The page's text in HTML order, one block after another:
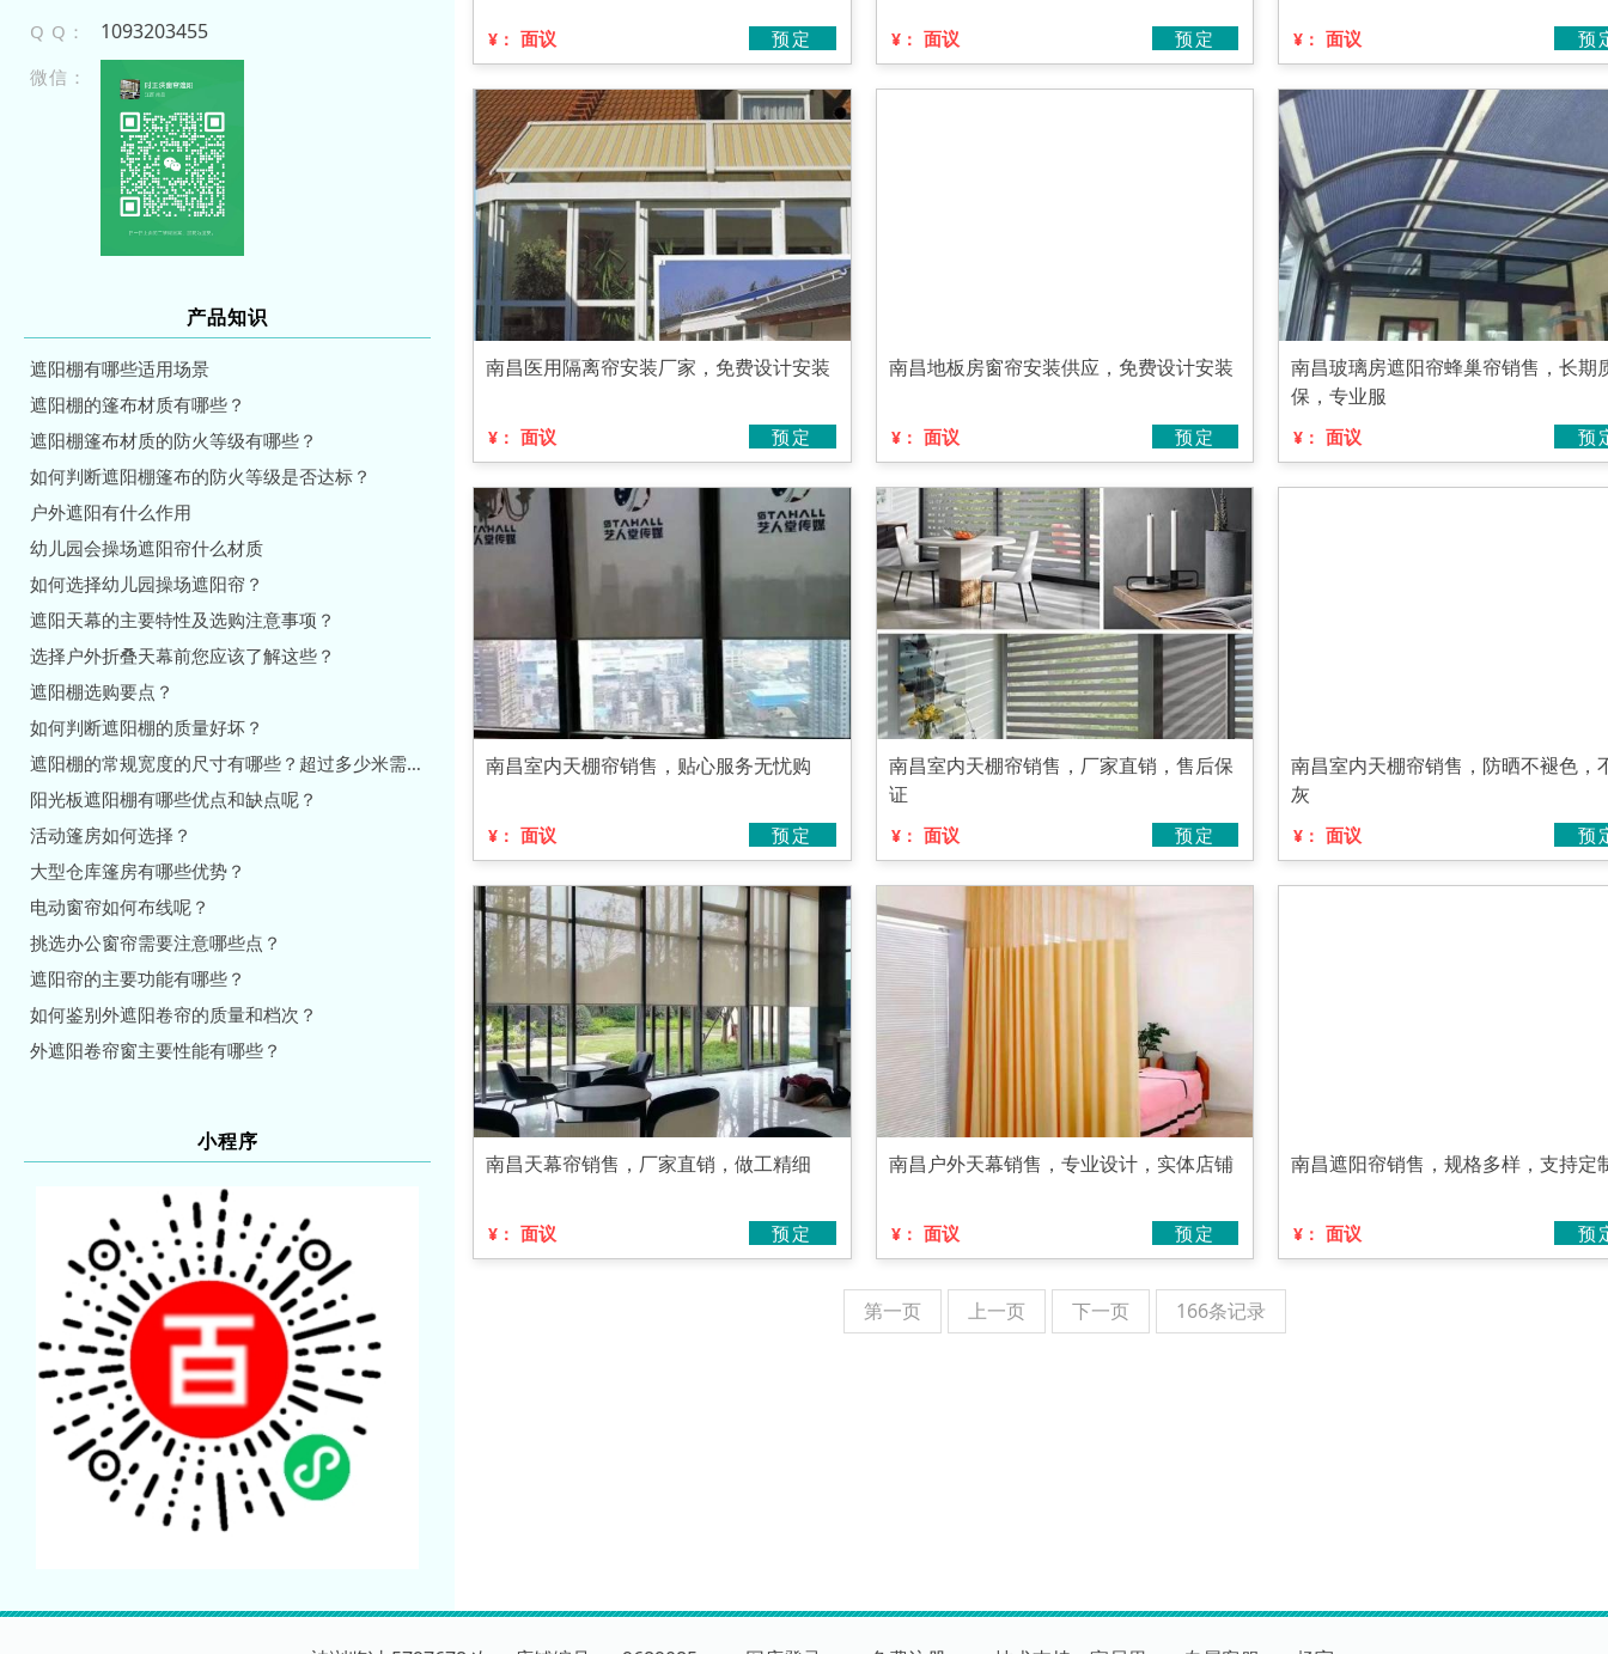
Q Q： 1093203455
微信：
产品知识
遮阳棚有哪些适用场景
遮阳棚的篷布材质有哪些？
遮阳棚篷布材质的防火等级有哪些？
如何判断遮阳棚篷布的防火等级是否达标？
户外遮阳有什么作用
幼儿园会操场遮阳帘什么材质
如何选择幼儿园操场遮阳帘？
遮阳天幕的主要特性及选购注意事项？
选择户外折叠天幕前您应该了解这些？
遮阳棚选购要点？
如何判断遮阳棚的质量好坏？
遮阳棚的常规宽度的尺寸有哪些？超过多少米需要增加支撑柱？
阳光板遮阳棚有哪些优点和缺点呢？
活动篷房如何选择？
大型仓库篷房有哪些优势？
电动窗帘如何布线呢？
挑选办公窗帘需要注意哪些点？
遮阳帘的主要功能有哪些？
如何鉴别外遮阳卷帘的质量和档次？
外遮阳卷帘窗主要性能有哪些？
小程序
¥： 面议 预定 ¥： 面议 预定 ¥： 面议 预
南昌医用隔离帘安装厂家，免费设计安装
¥： 面议 预定
南昌地板房窗帘安装供应，免费设计安装
¥： 面议 预定
南昌玻璃房遮阳帘蜂巢帘销售，长期
保，专业服
¥： 面议 预
南昌室内天棚帘销售，贴心服务无忧购
¥： 面议 预定
南昌室内天棚帘销售，厂家直销，售后保
证
¥： 面议 预定
南昌室内天棚帘销售，防晒不褪色，
灰
¥： 面议 预
南昌天幕帘销售，厂家直销，做工精细
¥： 面议 预定
南昌户外天幕销售，专业设计，实体店铺
¥： 面议 预定
南昌遮阳帘销售，规格多样，支持定
¥： 面议 预
第一页 上一页 下一页 166条记录